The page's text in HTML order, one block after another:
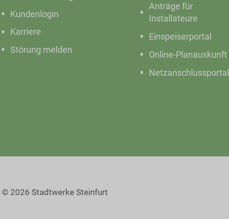
Kundenlogin
Karriere
Störung melden
Anträge für
Installateure
Einspeiserportal
Online-Planauskunft
Netzanschlussportal
© 2026 Stadtwerke Steinfurt